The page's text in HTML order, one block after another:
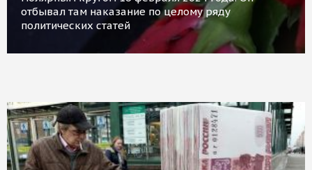
отбывал там наказание по целому ряду
политических статей